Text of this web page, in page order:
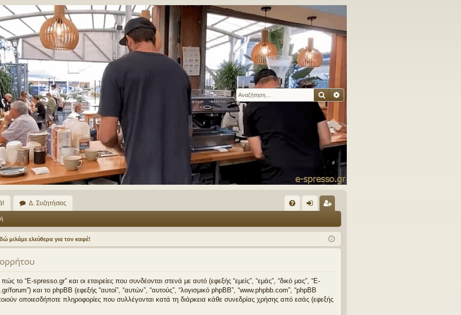
ΑναζήτησηΕιδική αναζήτηση
Δ. Συζητήσεις
χν
ές
ωτ
ήσ
δε
ση
ρα
φ
μιλάμε ελεύθερα για τον καφέ!
το “E-spresso.gr” και οι εταιρείες που συνδέονται στενά με αυτό (εφεξής “εμείς”, “εμάς”, “δικό μας”, “E-
και το phpBB (εφεξής “αυτοί”, “αυτών”, “αυτούς”, “λογισμικό phpBB”, “www.phpbb.com”, “phpBB
οποιεσδήποτε πληροφορίες που συλλέγονται κατά τη διάρκεια κάθε συνεδρίας χρήσης από εσάς (εφεξής